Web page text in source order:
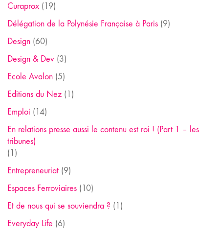
Curaprox (19)
Délégation de la Polynésie Française à Paris (9)
Design (60)
Design & Dev (3)
Ecole Avalon (5)
Editions du Nez (1)
Emploi (14)
En relations presse aussi le contenu est roi ! (Part 1 – les
tribunes)
(1)
Entrepreneuriat (9)
Espaces Ferroviaires (10)
Et de nous qui se souviendra ? (1)
Everyday Life (6)